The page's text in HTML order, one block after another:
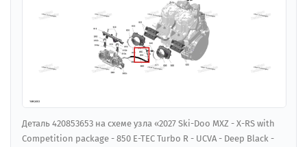
Деталь 420853653 на схеме узла «2027 Ski-Doo MXZ - X-RS with
Competition package - 850 E-TEC Turbo R - UCVA - Deep Black -